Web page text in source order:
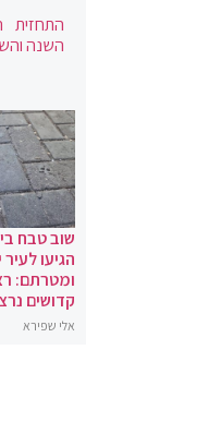
התחזית
השנה
שוב טבח
הגיעו
ומטרתם:
קדושים
אלי שפירא